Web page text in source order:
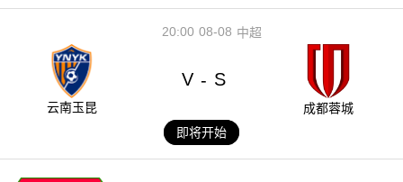
08-08
20:00 中超
云南玉昆
V - S
成都蓉城
即将开始